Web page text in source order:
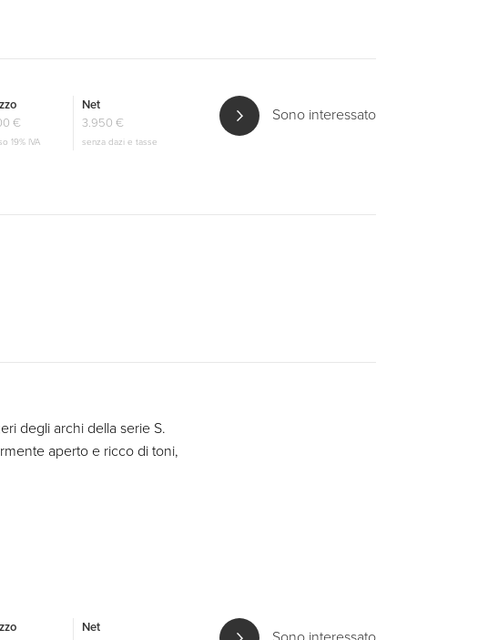
€
19% IVA
Net
3.950 €
senza dazi e tasse
Sono interessato
degli archi della serie S.
aperto e ricco di toni,
Net